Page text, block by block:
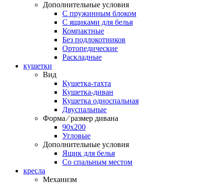
Дополнительные условия
С пружинным блоком
С ящиками для белья
Компактные
Без подлокотников
Ортопедические
Раскладные
кушетки
Вид
Кушетка-тахта
Кушетка-диван
Кушетка односпальная
Двуспальные
Форма ⁄ размер дивана
90х200
Угловые
Дополнительные условия
Ящик для белья
Со спальным местом
кресла
Механизм